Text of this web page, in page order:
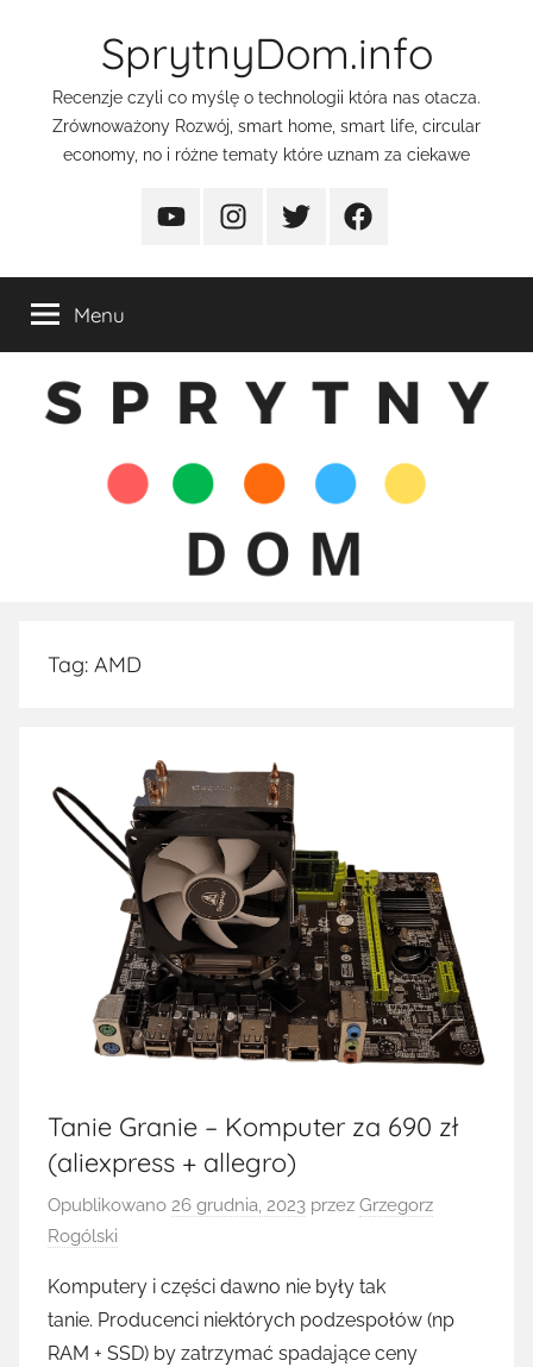
SprytnyDom.info
Recenzje czyli co myślę o technologii która nas otacza.
Zrównoważony Rozwój, smart home, smart life, circular
economy, no i różne tematy które uznam za ciekawe
YouTubeInstagramTwitter FaceBook
Menu
Tag: AMD
Tanie Granie – Komputer za 690 zł
(aliexpress + allegro)
Opublikowano 26 grudnia, 2023 przez Grzegorz
Rogólski
Komputery i części dawno nie były tak
tanie. Producenci niektórych podzespołów (np
RAM + SSD) by zatrzymać spadające ceny